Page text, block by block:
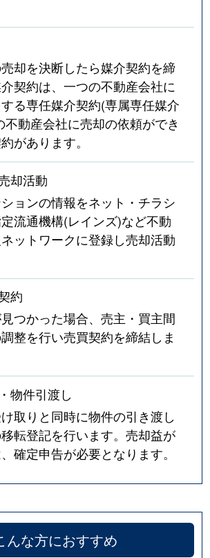
却を決断したら媒介契約を締
契約は、一つの不動産会社に
る専任媒介契約(専属専任媒介
不動産会社に売却の依頼ができ
があります。
却活動
ョンの情報をネット・チラシ
流通機構(レインズ)など不動
ットワークに登録し売却活動
約
つかった場合、売主・買主間
整を行い売買契約を締結しま
物件引渡し
取りと同時に物件の引き渡し
転登記を行います。売却益が
確定申告が必要となります。
んな方におすすめ